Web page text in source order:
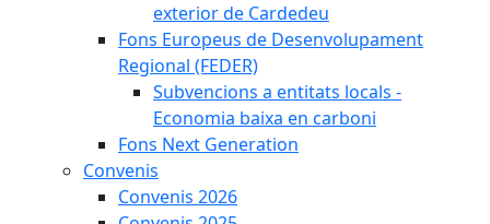
exterior de Cardedeu
Fons Europeus de Desenvolupament
Regional (FEDER)
Subvencions a entitats locals -
Economia baixa en carboni
Fons Next Generation
Convenis
Convenis 2026